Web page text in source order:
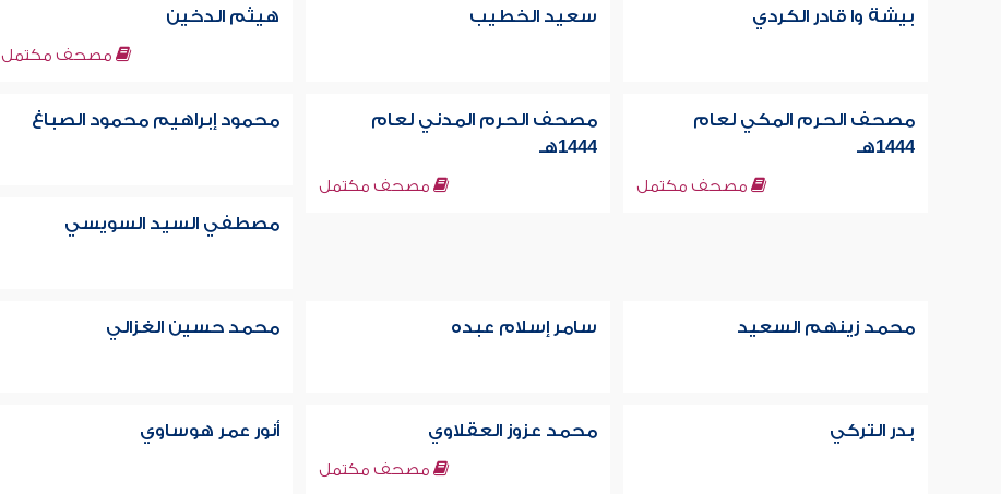
بيشة وا قادر الكردي سعيد الخطيب هيثم الدخين
مصحف مكتمل
مصحف الحرم المكي لعام
1444هـ
مصحف مكتمل
مصحف الحرم المدني لعام
1444هـ
مصحف مكتمل
محمود إبراهيم محمود الصباغ
مصطفي السيد السويسي
محمد زينهم السعيد سامر إسلام عبده محمد حسين الغزالي
بدر التركي محمد عزوز العقلاوي
مصحف مكتمل
أنور عمر هوساوي